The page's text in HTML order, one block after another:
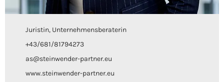
Juristin, Unternehmensberaterin
+43/681/81794273
as@steinwender-partner.eu
www.steinwender-partner.eu